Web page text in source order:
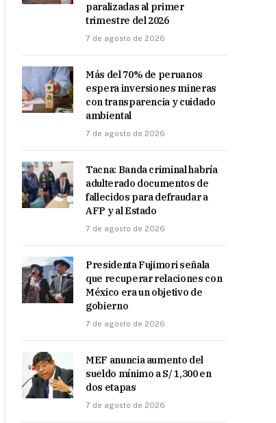
paralizadas al primer
trimestre del 2026
7 de agosto de 2026
Más del 70% de peruanos
espera inversiones mineras
con transparencia y cuidado
ambiental
7 de agosto de 2026
Tacna: Banda criminal habría
adulterado documentos de
fallecidos para defraudar a
AFP y al Estado
7 de agosto de 2026
Presidenta Fujimori señala
que recuperar relaciones con
México era un objetivo de
gobierno
7 de agosto de 2026
MEF anuncia aumento del
sueldo mínimo a S/ 1,300 en
dos etapas
7 de agosto de 2026